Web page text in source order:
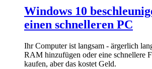
Windows 10
einen schnelleren PC
Ihr Computer ist langsam - ärgerlich
RAM hinzufügen oder eine schnellere
kaufen, aber das kostet Geld.